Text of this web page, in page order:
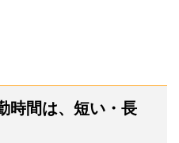
時間は、短い・長